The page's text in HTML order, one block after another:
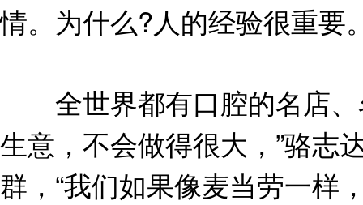
情。为什么?人的经验很重要
全世界都有口腔的名店、
生意，不会做得很大，”骆志
群，“我们如果像麦当劳一样